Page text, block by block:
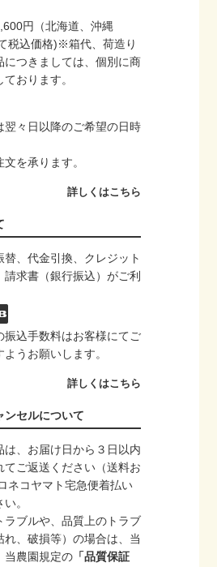
円（北海道、沖縄
税込価格)※箱代、荷造り
につきましては、個別に商
おります。
翌々日以降のご希望の日時
を承ります。
詳しくはこちら
、代金引換、クレジット
求書（銀行振込）がご利
込手数料はお客様にてご
うお願いします。
詳しくはこちら
ンセルについて
は、お届け日から３日以内
てご返送ください（送料お
ネコヤマト宅急便着払い
。
ラブルや、品質上のトラブ
れ、破損等）の場合は、当
当農園規定の 「品質保証